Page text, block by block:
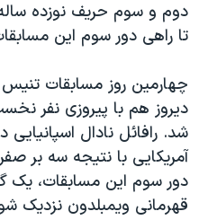
اسرائیل در جنگ
همایش محافظه‌کاران آمریکا
صفحه‌های ویژه
سفر پرزیدنت ترامپ به چین
تا راهی دور سوم این
چهارمین روز مسابقات
دیروز هم با پیروزی نفر
شد. رافائل نادال اسپانیایی
آمریکایی با نتیجه سه بر
دور سوم این مسابقات،
قهرمانی ویمبلدون نزدیک